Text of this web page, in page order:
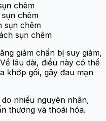
chêm
chêm
sụn chêm
sụn chêm
giảm chấn bị suy giảm,
lâu dài, điều này có thể
khớp gối, gây đau mạn
nhiều nguyên nhân,
thương và thoái hóa.